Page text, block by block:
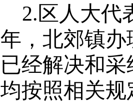
2.区 人大代
年，北郊镇
已经解决和
均按照相关